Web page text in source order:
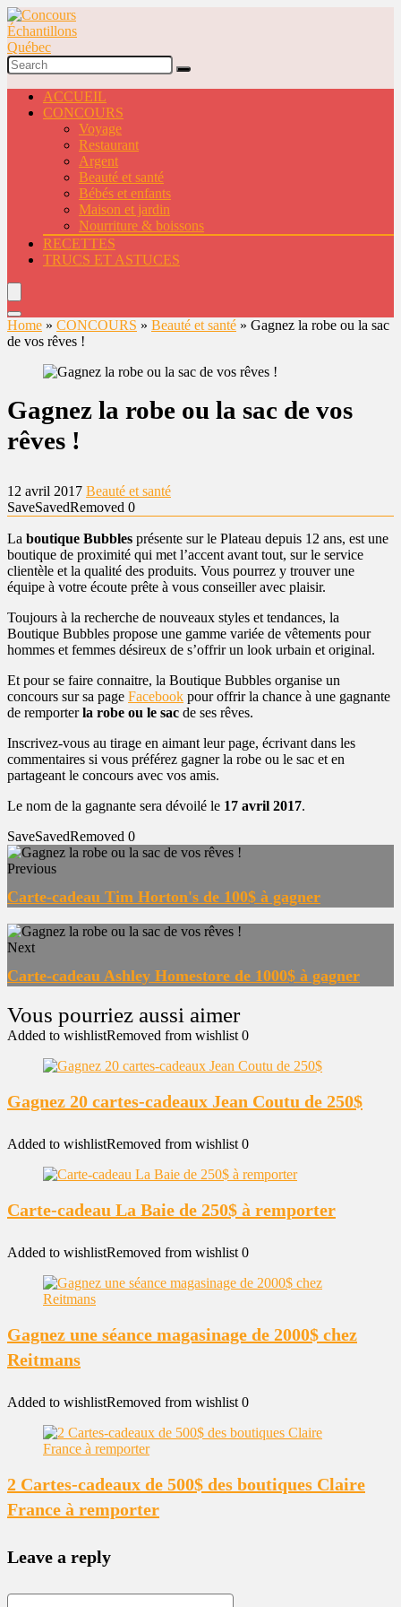
ACCUEIL
CONCOURS
Voyage
Restaurant
Argent
Beauté et santé
Bébés et enfants
Maison et jardin
Nourriture & boissons
RECETTES
TRUCS ET ASTUCES
Home » CONCOURS » Beauté et santé » Gagnez la robe ou la sac
de vos rêves !
Gagnez la robe ou la sac de vos
rêves !
12 avril 2017 Beauté et santé
SaveSavedRemoved 0
La boutique Bubbles présente sur le Plateau depuis 12 ans, est une
boutique de proximité qui met l’accent avant tout, sur le service
clientèle et la qualité des produits. Vous pourrez y trouver une
équipe à votre écoute prête à vous conseiller avec plaisir.
Toujours à la recherche de nouveaux styles et tendances, la
Boutique Bubbles propose une gamme variée de vêtements pour
hommes et femmes désireux de s’offrir un look urbain et original.
Et pour se faire connaitre, la Boutique Bubbles organise un
concours sur sa page Facebook pour offrir la chance à une gagnante
de remporterla robe ou le sac de ses rêves.
Inscrivez-vous au tirage en aimant leur page, écrivant dans les
commentaires si vous préférez gagner la robe ou le sac et en
partageant le concours avec vos amis.
Le nom de la gagnante sera dévoilé le 17 avril 2017.
SaveSavedRemoved 0
Previous
Carte-cadeau Tim Horton's de 100$ à gagner
Next
Carte-cadeau Ashley Homestore de 1000$ à gagner
Added to wishlistRemoved from wishlist 0
Gagnez 20 cartes-cadeaux Jean Coutu de 250$
Added to wishlistRemoved from wishlist 0
Carte-cadeau La Baie de 250$ à remporter
Added to wishlistRemoved from wishlist 0
Gagnez une séance magasinage de 2000$ chez
Reitmans
Added to wishlistRemoved from wishlist 0
2 Cartes-cadeaux de 500$ des boutiques Claire
France à remporter
Leave a reply